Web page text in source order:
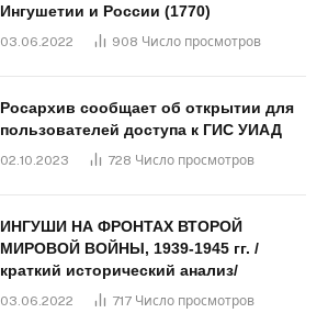
Ингушетии и России (1770)
03.06.2022 908 Число просмотров
Росархив сообщает об открытии для
пользователей доступа к ГИС УИАД
02.10.2023 728 Число просмотров
ИНГУШИ НА ФРОНТАХ ВТОРОЙ
МИРОВОЙ ВОЙНЫ, 1939-1945 гг. /
краткий исторический анализ/
03.06.2022 717 Число просмотров